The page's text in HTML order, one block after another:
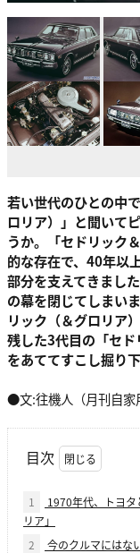
若い世代のひとの中
ロリア）」と聞いて
うか。「セドリック
的な存在で、40年以
部分を支えてきまし
の幕を閉じてしまい
リック（＆グロリア
残した3代目の「セ
をあててすこし掘り
●文:往機人（月刊自家
目次
1
1970年代、トヨ
リア」
2
今のクルマにはな